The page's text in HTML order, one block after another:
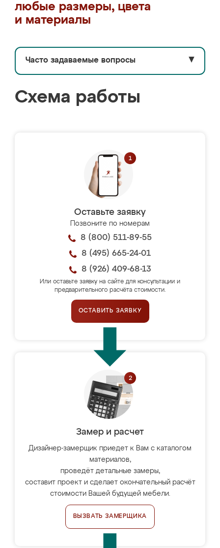
любые размеры, цвета
и материалы
Часто задаваемые вопросы ▼
Схема работы
Оставьте заявку
Позвоните по номерам
8 (800) 511-89-55
8 (495) 665-24-01
8 (926) 409-68-13
Или оставьте заявку на сайте для консультации и
предварительного расчёта стоимости.
ОСТАВИТЬ ЗАЯВКУ
Замер и расчет
Дизайнер-замерщик приедет к Вам с каталогом
материалов,
проведёт детальные замеры,
составит проект и сделает окончательный расчёт
стоимости Вашей будущей мебели.
ВЫЗВАТЬ ЗАМЕРЩИКА